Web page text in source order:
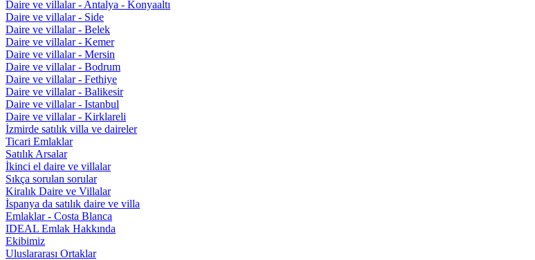
Daire ve villalar - Antalya - Konyaaltı
Daire ve villalar - Side
Daire ve villalar - Belek
Daire ve villalar - Kemer
Daire ve villalar - Mersin
Daire ve villalar - Bodrum
Daire ve villalar - Fethiye
Daire ve villalar - Balikesir
Daire ve villalar - Istanbul
Daire ve villalar - Kirklareli
İzmirde satılık villa ve daireler
Ticari Emlaklar
Satılık Arsalar
İkinci el daire ve villalar
Sıkça sorulan sorular
Kiralık Daire ve Villalar
İspanya da satılık daire ve villa
Emlaklar - Costa Blanca
IDEAL Emlak Hakkında
Ekibimiz
Uluslararası Ortaklar